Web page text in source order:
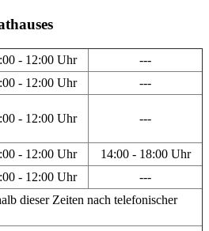
- 12:00 Uhr
---
- 12:00 Uhr ---
- 12:00 Uhr ---
- 12:00 Uhr
14:00 - 18:00 Uhr
- 12:00 Uhr
---
dieser Zeiten nach telefonischer